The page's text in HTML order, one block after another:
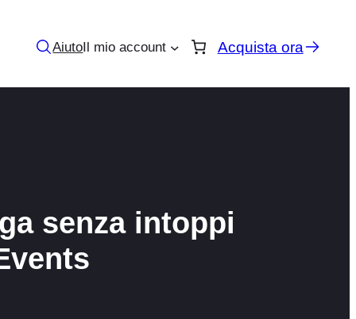
AiutoIl mio account Acquista ora
senza intoppi